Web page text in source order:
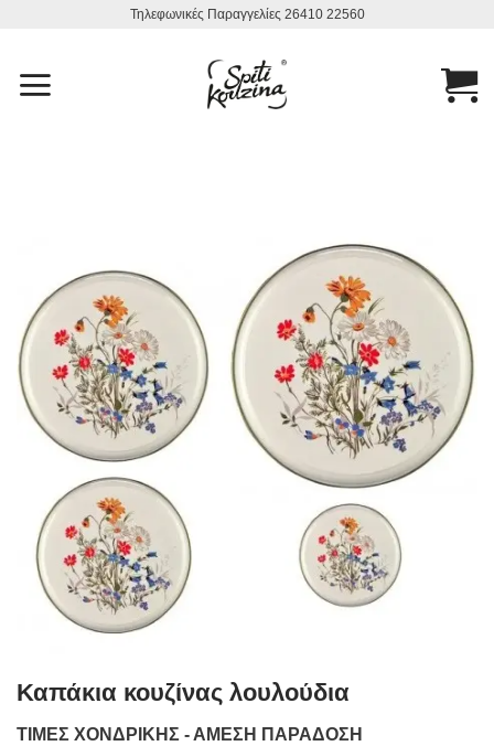
Τηλεφωνικές Παραγγελίες 26410 22560
Καπάκια κουζίνας λουλούδια
ΤΙΜΕΣ ΧΟΝΔΡΙΚΗΣ - ΑΜΕΣΗ ΠΑΡΑΔΟΣΗ